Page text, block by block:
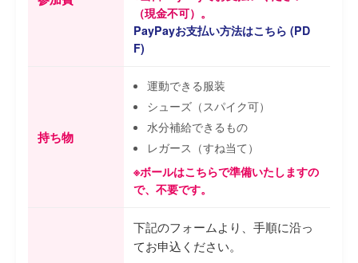
（現金不可）。
PayPayお支払い方法はこちら (PD
F)
持ち物
運動できる服装
シューズ（スパイク可）
水分補給できるもの
レガース（すね当て）
※ボールはこちらで準備いたしますの
で、不要です。
下記のフォームより、手順に沿っ
てお申込ください。